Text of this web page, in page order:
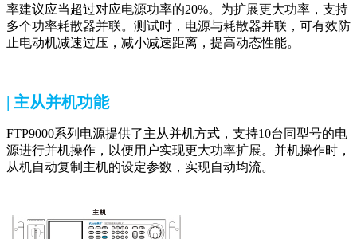
率建议应当超过对应电源功率的20%。为扩展更大功率，支持
多个功率耗散器并联。测试时，电源与耗散器并联，可有效防
止电动机减速过压，减小减速距离，提高动态性能。
| 主从并机功能
FTP9000系列电源提供了主从并机方式，支持10台同型号的电
源进行并机操作，以便用户实现更大功率扩展。并机操作时，
从机自动复制主机的设定参数，实现自动均流。